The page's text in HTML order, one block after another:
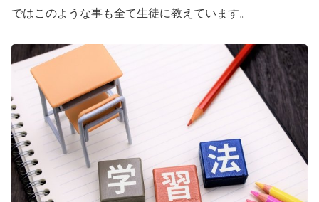
ではこのような事も全て生徒に教えています。